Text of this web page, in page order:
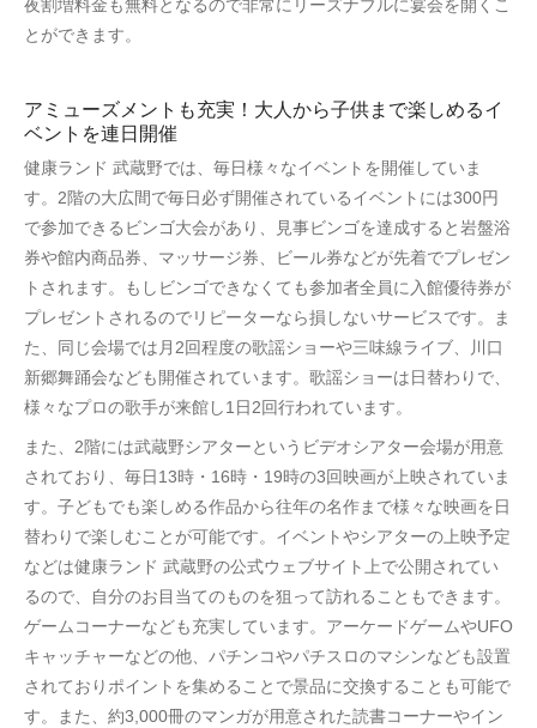
夜割増料金も無料となるので非常にリーズナブルに宴会を開くこ
とができます。
アミューズメントも充実！大人から子供まで楽しめるイ
ベントを連日開催
健康ランド 武蔵野では、毎日様々なイベントを開催していま
す。2階の大広間で毎日必ず開催されているイベントには300円
で参加できるビンゴ大会があり、見事ビンゴを達成すると岩盤浴
券や館内商品券、マッサージ券、ビール券などが先着でプレゼン
トされます。もしビンゴできなくても参加者全員に入館優待券が
プレゼントされるのでリピーターなら損しないサービスです。ま
た、同じ会場では月2回程度の歌謡ショーや三味線ライブ、川口
新郷舞踊会なども開催されています。歌謡ショーは日替わりで、
様々なプロの歌手が来館し1日2回行われています。
また、2階には武蔵野シアターというビデオシアター会場が用意
されており、毎日13時・16時・19時の3回映画が上映されていま
す。子どもでも楽しめる作品から往年の名作まで様々な映画を日
替わりで楽しむことが可能です。イベントやシアターの上映予定
などは健康ランド 武蔵野の公式ウェブサイト上で公開されてい
るので、自分のお目当てのものを狙って訪れることもできます。
ゲームコーナーなども充実しています。アーケードゲームやUFO
キャッチャーなどの他、パチンコやパチスロのマシンなども設置
されておりポイントを集めることで景品に交換することも可能で
す。また、約3,000冊のマンガが用意された読書コーナーやイン